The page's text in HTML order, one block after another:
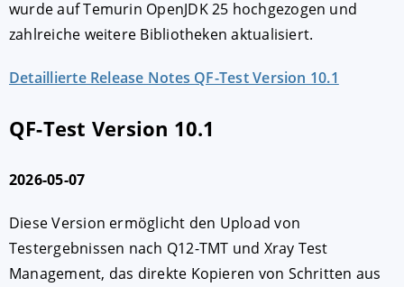
wurde auf Temurin OpenJDK 25 hochgezogen und
zahlreiche weitere Bibliotheken aktualisiert.
Detaillierte Release Notes QF-Test Version 10.1
QF-Test Version 10.1
2026-05-07
Diese Version ermöglicht den Upload von
Testergebnissen nach Q12-TMT und Xray Test
Management, das direkte Kopieren von Schritten aus
AKZEPTIEREN KONFIGURIEREN